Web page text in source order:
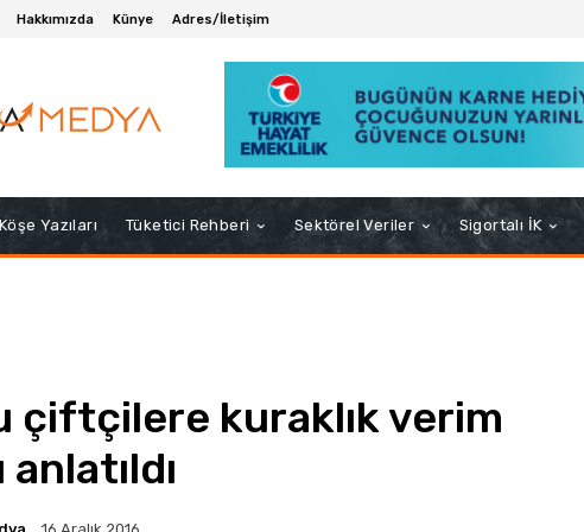
Hakkımızda Künye Adres/İletişim
Yazıları Tüketici Rehberi Sektörel Veriler Sigortalı İK
çiftçilere kuraklık verim